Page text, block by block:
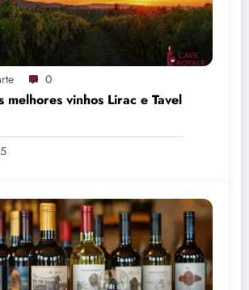
0
melhores vinhos Lirac e Tavel